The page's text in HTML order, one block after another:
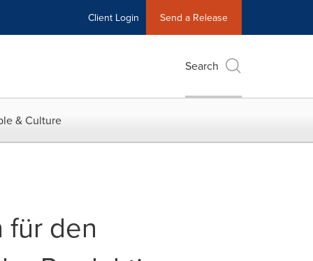
Client Login Send a Release
Search
& Culture
für den